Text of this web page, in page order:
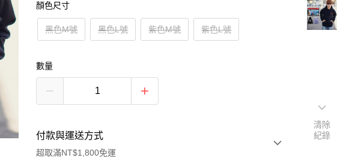
顏色尺寸
黑色M號 黑色L號 紫色M號 紫色L號
數量
付款與運送方式
超取滿NT$1,800免運
清除
紀錄